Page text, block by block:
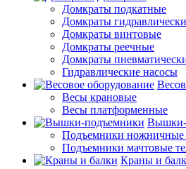
Домкраты подкатные
Домкраты
Домкраты винтовые
Домкраты реечные
Домкраты
Гидравлические насосы
Весы крановые
Весы платформенные
Вышки-
Подъемники ножничные
Подъемники мачтовые
Краны и